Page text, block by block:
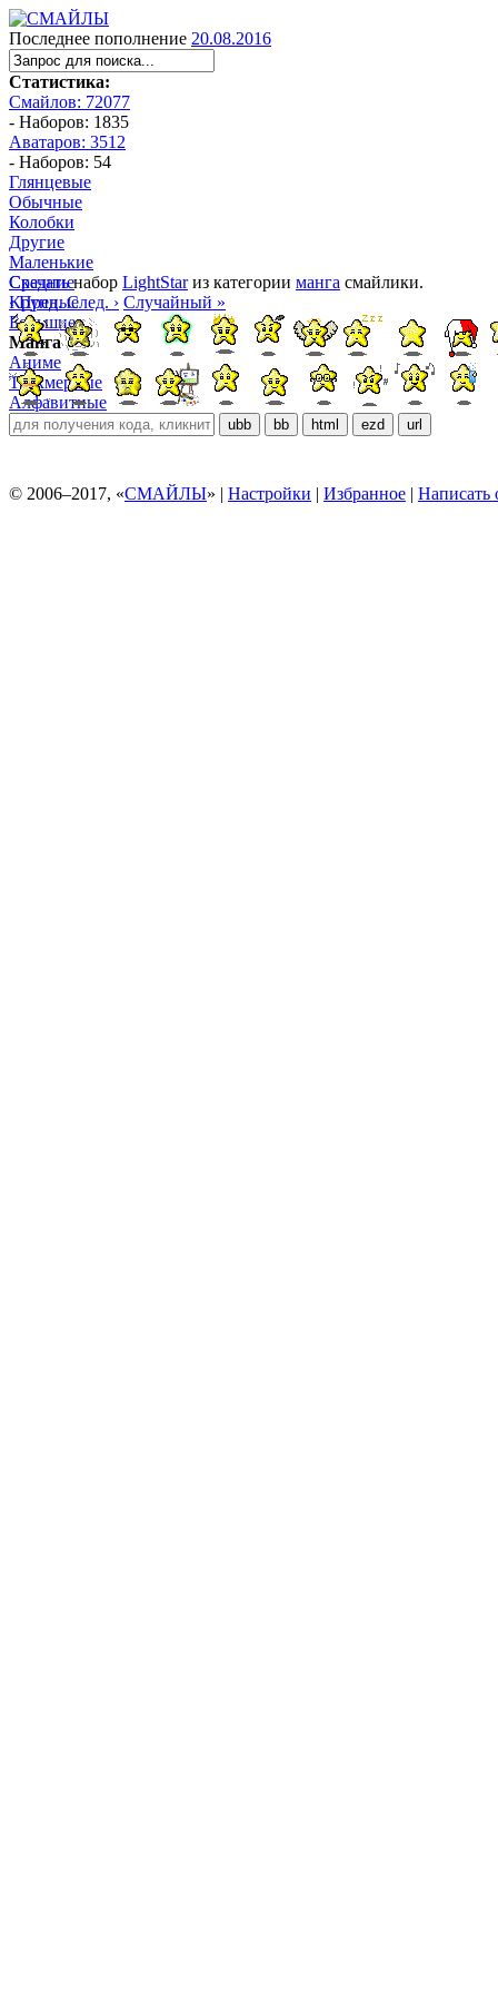
Последнее пополнение 20.08.2016
Статистика:
Смайлов: 72077
- Наборов: 1835
Аватаров: 3512
- Наборов: 54
Глянцевые
Обычные
Колобки
Другие
Маленькие
Средние
Крупные
Большие
Манга
Аниме
Трёхмерные
Алфавитные
ubb bb html ezd url
Скачатьнабор LightStarиз категории манга смайлики.
‹ Пред. След. › Случайный »
© 2006–2017, «СМАЙЛЫ» | Настройки | Избранное | Написать